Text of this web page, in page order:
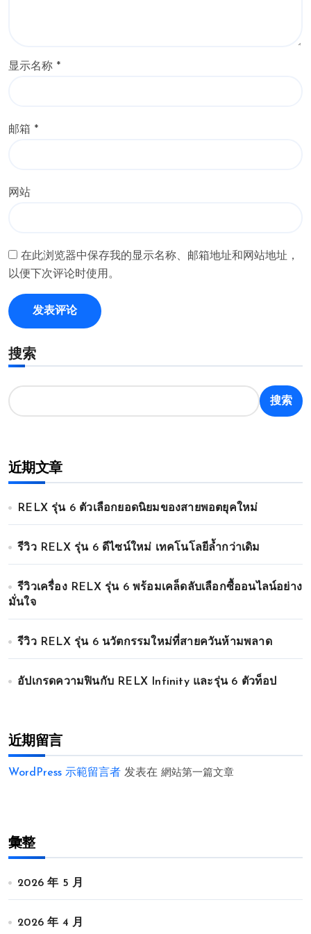
显示名称 *
邮箱 *
网站
在此浏览器中保存我的显示名称、邮箱地址和网站地址，
以便下次评论时使用。
搜索
搜索
近期文章
RELX รุ่น 6 ตัวเลือกยอดนิยมของสายพอตยุคใหม่
รีวิว RELX รุ่น 6 ดีไซน์ใหม่ เทคโนโลยีล้ำกว่าเดิม
รีวิวเครื่อง RELX รุ่น 6 พร้อมเคล็ดลับเลือกซื้ออนไลน์อย่าง
มั่นใจ
รีวิว RELX รุ่น 6 นวัตกรรมใหม่ที่สายควันห้ามพลาด
อัปเกรดความฟินกับ RELX Infinity และรุ่น 6 ตัวท็อป
近期留言
WordPress 示範留言者 发表在 網站第一篇文章
彙整
2026 年 5 月
2026 年 4 月